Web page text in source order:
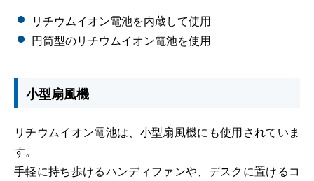
リチウムイオン電池を内蔵して使用
円筒型のリチウムイオン電池を使用
小型扇風機
リチウムイオン電池は、小型扇風機にも使用されていま
す。
手軽に持ち歩けるハンディファンや、デスクに置けるコ